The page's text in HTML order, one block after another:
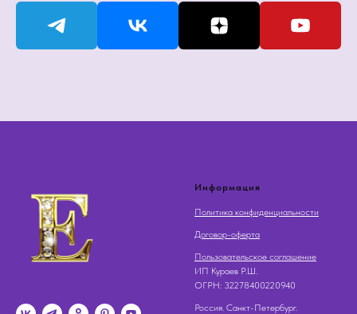
Информация
Политика конфиденциальности
Договор-оферта
Пользовательское соглашение
ИП Кураев Р.Ш.
OГРН: 32278400220940
Россия. Санкт-Петербург.